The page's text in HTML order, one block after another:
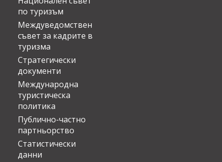
по туризъм
Междуведомствен
съвет за кадрите в
туризма
Стратегически
документи
Международна
туристическа
политика
Публично-частно
партньорство
Статистически
данни